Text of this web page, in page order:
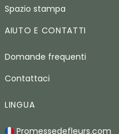
Spazio stampa
AIUTO E CONTATTI
Domande frequenti
Contattaci
LINGUA
Promessedefleurs.com